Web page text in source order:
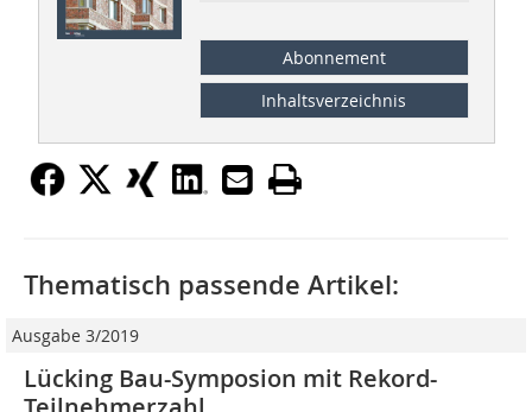
Abonnement
Inhaltsverzeichnis
Thematisch passende Artikel:
Ausgabe 3/2019
Lücking Bau-Symposion mit Rekord-